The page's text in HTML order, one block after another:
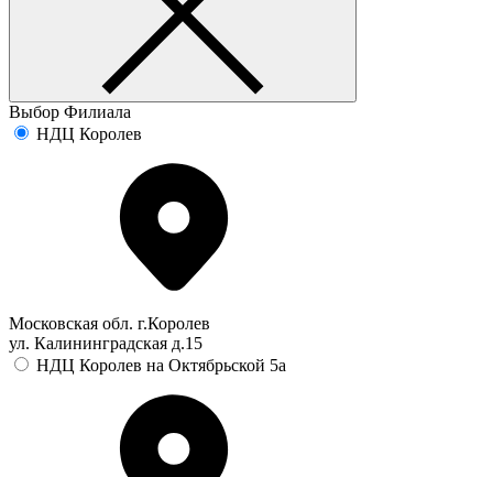
Выбор Филиала
НДЦ Королев
Московская обл. г.Королев
ул. Калининградская д.15
НДЦ Королев на Октябрьской 5а